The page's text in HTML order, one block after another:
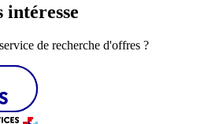
intéresse
de recherche d'offres ?